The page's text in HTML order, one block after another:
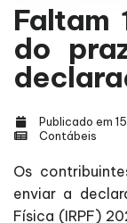
Faltam
do
Publicado em
Contábeis
Os
enviar a
Física (IRPF)